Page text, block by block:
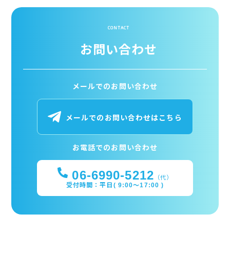
CONTACT
お問い合わせ
メールでのお問い合わせ
メールでのお問い合わせはこちら
お電話でのお問い合わせ
06-6990-5212 （代）
受付時間：平日( 9:00～17:00 )